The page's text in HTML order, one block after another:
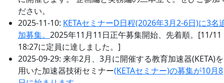
ださい。
2025-11-10: KETAセミナーD日程(2026年3月2-6日)に3名
加募集。 2025年11月11日正午募集開始、先着順。[11/11
18:27に定員に達しました。]
2025-09-29: 来年2月、3月に開催する教育加速器(KETA)を
用いた加速器技術セミナー(KETAセミナー)の募集が10月8